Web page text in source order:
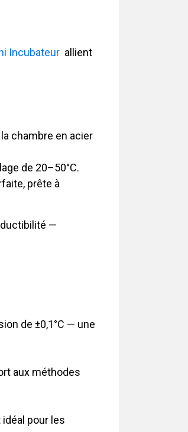
Incubateur allient
chambre en acier
de 20–50°C.
prête à
—
de ±0,1°C — une
aux méthodes
pour les